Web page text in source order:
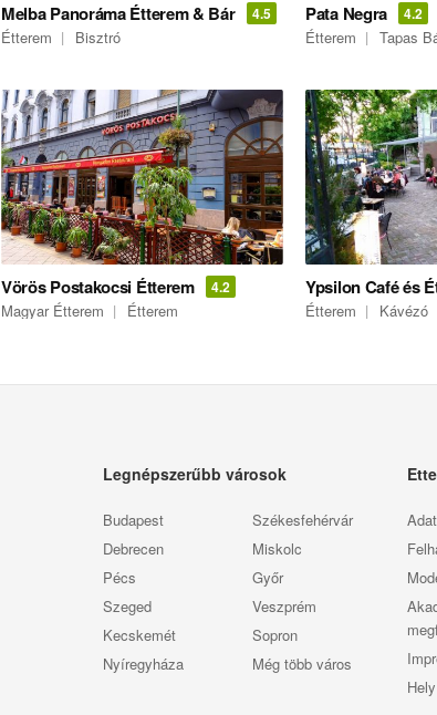
Melba Panoráma Étterem & Bár 4.5
Étterem Bisztró
Pata Negra 4.2
Étterem Tapas
Vörös Postakocsi Étterem 4.2
Magyar Étterem Étterem
Ypsilon Café és
Étterem Kávézó
Legnépszerűbb városok
Budapest
Debrecen
Pécs
Szeged
Kecskemét
Nyíregyháza
Székesfehérvár
Miskolc
Győr
Veszprém
Sopron
Még több város